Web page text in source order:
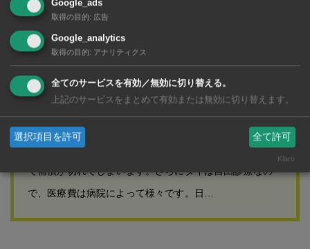
アリアンツ アユタヤ保険
タイの医療保険なら“アリアンツ”
日本語対応で安心の保険
Allianz 保険アドバイザーBeeさんタイの医療保険な
ら“アリアンツ”日本語対応で安心の保険タイの医療保険に
は日本のような健康保険制度がありません。タイへ来る
前に日本で海外旅行傷害保険に加入している方もいるか
もしれませんが、ほとんどの保険は日本出国後3カ月以内
で補償が切れてしまいます。さらにタイは自由診療なの
で、医療費は病院によって様々です。日…
Google_ads
取得の目的: 広告
Google_analytics
取得の目的: アナリティクス
全てのサービスを有効／無効に切り替える。
上記のサービスをまとめて有効または無効に切り替えます。
選択項目を許可 全て許可
Klaro